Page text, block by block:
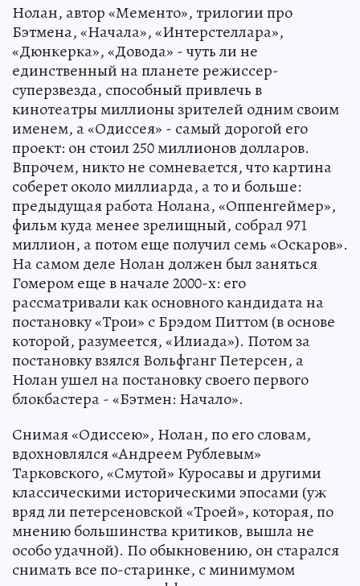
Нолан, автор «Мементо», трилогии про
Бэтмена, «Начала», «Интерстеллара»,
«Дюнкерка», «Довода» - чуть ли не
единственный на планете режиссер-
суперзвезда, способный привлечь в
кинотеатры миллионы зрителей одним своим
именем, а «Одиссея» - самый дорогой его
проект: он стоил 250 миллионов долларов.
Впрочем, никто не сомневается, что картина
соберет около миллиарда, а то и больше:
предыдущая работа Нолана, «Оппенгеймер»,
фильм куда менее зрелищный, собрал 971
миллион, а потом еще получил семь «Оскаров».
На самом деле Нолан должен был заняться
Гомером еще в начале 2000-х: его
рассматривали как основного кандидата на
постановку «Трои» с Брэдом Питтом (в основе
которой, разумеется, «Илиада»). Потом за
постановку взялся Вольфганг Петерсен, а
Нолан ушел на постановку своего первого
блокбастера - «Бэтмен: Начало».
Снимая «Одиссею», Нолан, по его словам,
вдохновлялся «Андреем Рублевым»
Тарковского, «Смутой» Куросавы и другими
классическими историческими эпосами (уж
вряд ли петерсеновской «Троей», которая, по
мнению большинства критиков, вышла не
особо удачной). По обыкновению, он старался
снимать все по-старинке, с минимумом